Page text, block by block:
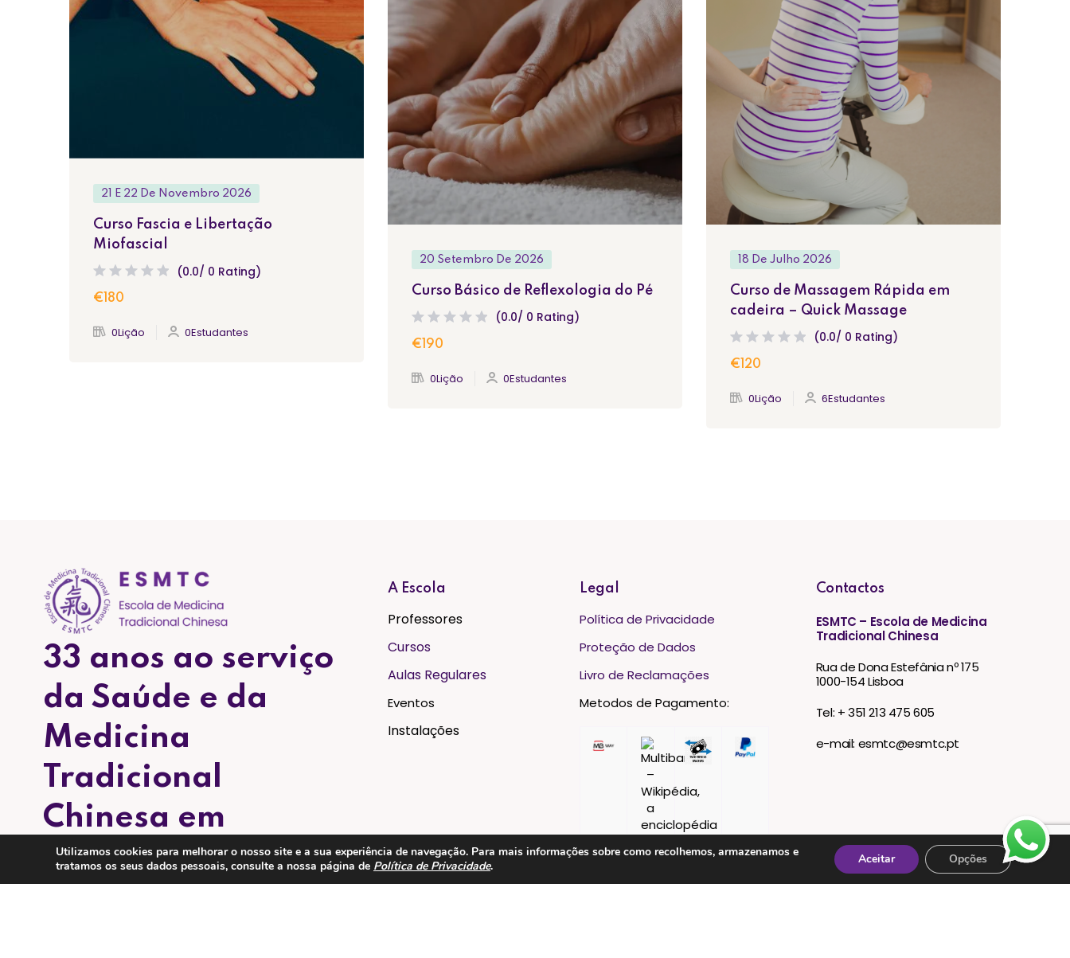
21 E 22 De Novembro 2026
Curso Fascia e Libertação
Miofascial
(0.0/ 0 Rating)
€180
0Lição 0Estudantes
20 Setembro De 2026
Curso Básico de Reflexologia do Pé
(0.0/ 0 Rating)
€190
0Lição 0Estudantes
18 De Julho 2026
Curso de Massagem Rápida em
cadeira – Quick Massage
(0.0/ 0 Rating)
€120
0Lição 6Estudantes
33 anos ao serviço
da Saúde e da
Medicina
Tradicional
Chinesa em
Portugal.
A Escola
Professores
Cursos
Aulas Regulares
Eventos
Instalações
Legal
Política de Privacidade
Proteção de Dados
Livro de Reclamações
Metodos de Pagamento:
Contactos
ESMTC – Escola de Medicina
Tradicional Chinesa
Rua de Dona Estefânia nº 175
1000-154 Lisboa
Tel: + 351 213 475 605
e-mail: esmtc@esmtc.pt
Utilizamos cookies para melhorar o nosso site e a sua experiência de navegação. Para mais informações sobre como recolhemos, armazenamos e
tratamos os seus dados pessoais, consulte a nossa página de Política de Privacidade. Aceitar Opções